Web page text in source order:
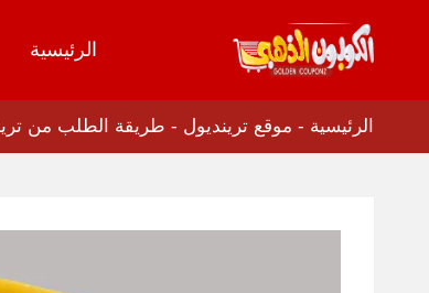
تخطي
المحتوى
الرئيسية
الرئيسية - موقع ترينديول - طريقة الطلب من